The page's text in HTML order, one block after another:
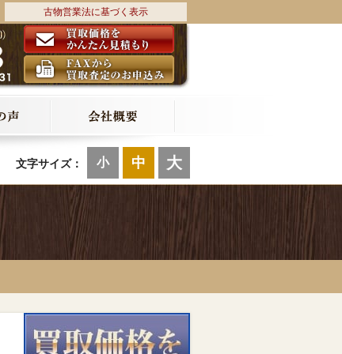
古物営業法に基づく表示
文字サイズ： 小 中 大